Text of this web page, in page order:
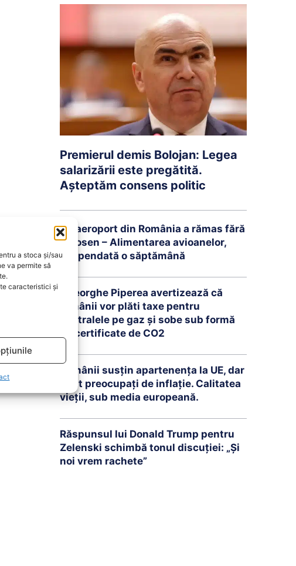
a stoca și/sau
va permite să
caracteristici și
Premierul demis Bolojan: Legea
salarizării este pregătită.
Așteptăm consens politic
Un aeroport din România a rămas fără
kerosen – Alimentarea avioanelor,
suspendată o săptămână
Gheorghe Piperea avertizează că
românii vor plăti taxe pentru
centralele pe gaz și sobe sub formă
de certificate de CO2
Românii susțin apartenența la UE, dar
sunt preocupați de inflație. Calitatea
vieții, sub media europeană.
Răspunsul lui Donald Trump pentru
Zelenski schimbă tonul discuției: „Și
noi vrem rachete”